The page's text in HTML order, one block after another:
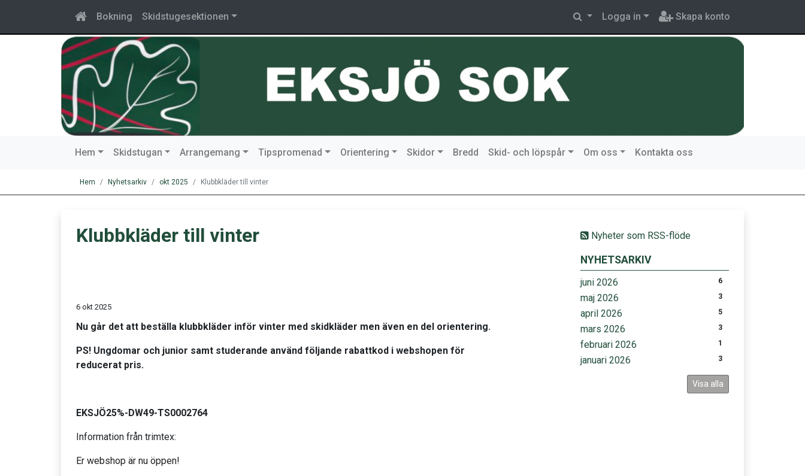
Bokning Skidstugesektionen Logga in Skapa konto
Hem Skidstugan Arrangemang Tipspromenad Orientering Skidor Bredd Skid- och löpspår Om oss Kontakta oss
Hem Nyhetsarkiv okt 2025 Klubbkläder till vinter
Nyheter som RSS-flöde
NYHETSARKIV
juni 2026 6
maj 2026 3
april 2026 5
mars 2026 3
februari 2026 1
januari 2026 3
Visa alla
Klubbkläder till vinter
6 okt 2025
Nu går det att beställa klubbkläder inför vinter med skidkläder men även en del orientering.
PS! Ungdomar och junior samt studerande använd följande rabattkod i webshopen för
reducerat pris.
EKSJÖ25%-DW49-TS0002764
Information från trimtex:
Er webshop är nu öppen!